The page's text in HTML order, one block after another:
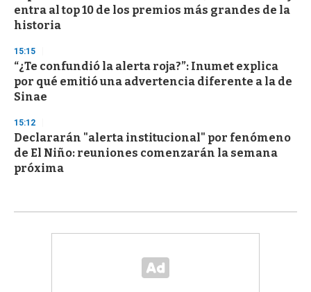
entra al top 10 de los premios más grandes de la
historia
15:15
“¿Te confundió la alerta roja?”: Inumet explica
por qué emitió una advertencia diferente a la de
Sinae
15:12
Declararán "alerta institucional" por fenómeno
de El Niño: reuniones comenzarán la semana
próxima